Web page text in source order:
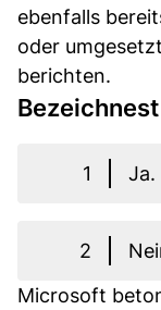
ebenfalls
oder
berichten.
1 Ja.
2
Microsoft